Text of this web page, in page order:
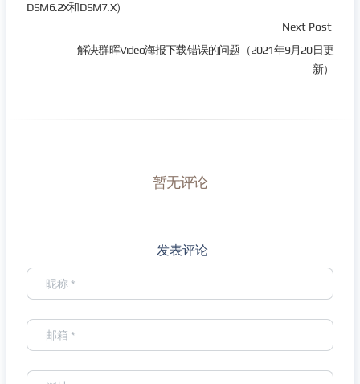
DSM6.2X和DSM7.X）
Next Post
解决群晖Video海报下载错误的问题（2021年9月20日更
新）
暂无评论
发表评论